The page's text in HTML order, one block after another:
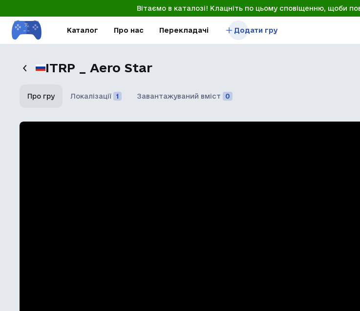
Вітаємо в каталозі! Клацніть по цьому сповіщенню, щоби
Каталог Про нас Перекладачі Додати гру
ITRP _ Aero Star
Про гру Локалізації 1 Завантажуваний вміст 0